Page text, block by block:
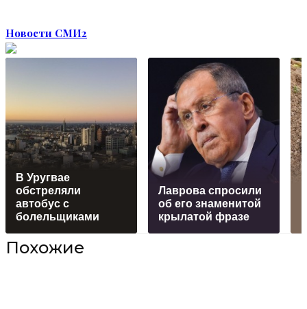
Новости СМИ2
В Уругвае
обстреляли
автобус с
болельщиками
Лаврова спросили
об его знаменитой
крылатой фразе
Похожие